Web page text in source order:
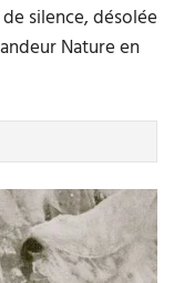
silence, désolée
Nature en